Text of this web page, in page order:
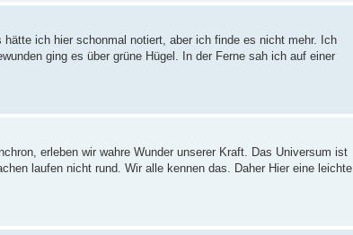
ich hier schonmal notiert, aber ich finde es nicht mehr. Ich
ging es über grüne Hügel. In der Ferne sah ich auf einer
erleben wir wahre Wunder unserer Kraft. Das Universum ist
laufen nicht rund. Wir alle kennen das. Daher Hier eine leichte